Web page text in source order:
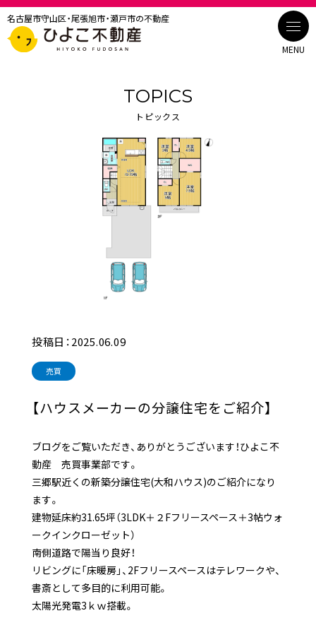
名古屋市守山区・尾張旭市・瀬戸市の不動産
MENU
トピックス
ひよこ不動産について
事業案内
SDGsの取り組み
採用情報 来店予約
プライバシーポリシー
TOPICS
トピックス
投稿日：2025.06.09
売買
【ハウスメーカーの分譲住宅をご紹介】
ブログをご覧いただき、ありがとうございます！ひよこ不
動産 売買事業部です。
三郷駅近くの新築分譲住宅(大和ハウス)のご紹介になり
ます。
建物延床約31.65坪（3LDK＋２Fフリースペース＋3帖ウォ
ークインクローゼット）
南側道路で陽当り良好！
リビングに「床暖房」、2Fフリースペースはテレワークや、
書斎として多目的に利用可能。
太陽光発電3ｋｗ搭載。